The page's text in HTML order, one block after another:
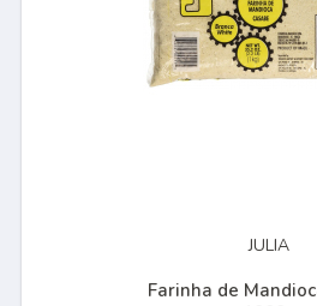
JULIA
Farinha de